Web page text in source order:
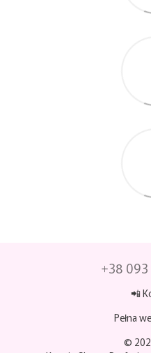
+38 093
📲
Pełna
©